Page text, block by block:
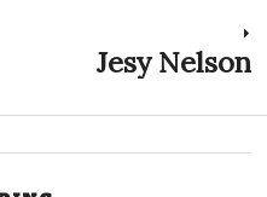
Jesy Nelson